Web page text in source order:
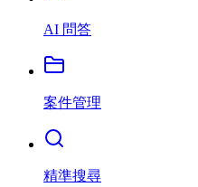
AI 問答
案件管理
精準搜尋